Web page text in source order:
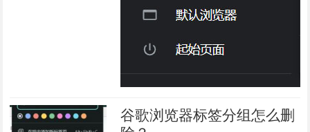
谷歌浏览器标签分组怎么删